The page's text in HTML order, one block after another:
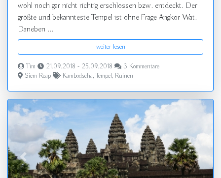
wohl noch gar nicht richtig erschlossen bzw. entdeckt. Der
größte und bekannteste Tempel ist ohne Frage Angkor Wat.
Daneben ...
weiter lesen
Tim 21.09.2018 - 25.09.2018
3 Kommentare
Siem Reap
Kambodscha, Tempel, Ruinen
zurück vor